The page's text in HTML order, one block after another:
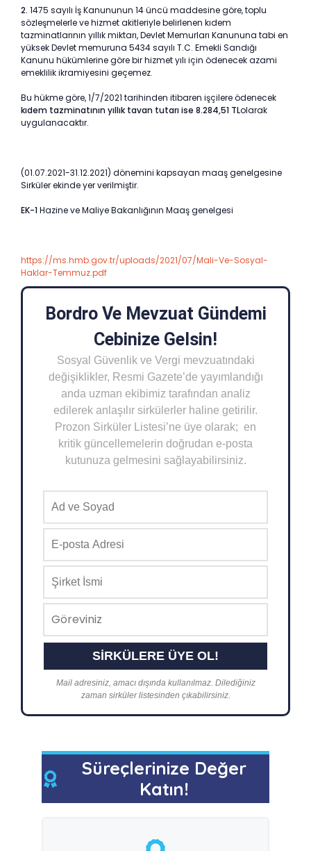
2. 1475 sayılı İş Kanununun 14 üncü maddesine göre, toplu
sözleşmelerle ve hizmet akitleriyle belirlenen kıdem
tazminatlarının yıllık miktarı, Devlet Memurları Kanununa tabi en
yüksek Devlet memuruna 5434 sayılı T.C. Emekli Sandığı
Kanunu hükümlerine göre bir hizmet yılı için ödenecek azami
emeklilik ikramiyesini geçemez.
Bu hükme göre, 1/7/2021 tarihinden itibaren işçilere ödenecek
kıdem tazminatının yıllık tavan tutarı ise 8.284,51 TLolarak
uygulanacaktır.
(01.07.2021-31.12.2021) dönemini kapsayan maaş genelgesine
Sirküler ekinde yer verilmiştir.
EK-1Hazine ve Maliye Bakanlığının Maaş genelgesi
https://ms.hmb.gov.tr/uploads/2021/07/Mali-Ve-Sosyal-
Haklar-Temmuz.pdf
Bordro Ve Mevzuat Gündemi
Cebinize Gelsin!
Sosyal Güvenlik ve Vergi mevzuatındaki
değişiklikler, Resmi Gazete’de yayımlandığı
anda uzman ekibimiz tarafından analiz
edilerek anlaşılır sirkülerler haline getirilir.
Prozon Sirküler Listesi’ne üye olarak; en
kritik güncellemelerin doğrudan e-posta
kutunuza gelmesini sağlayabilirsiniz.
Mail adresiniz, amacı dışında kullanılmaz. Dilediğiniz
zaman sirküler listesinden çıkabilirsiniz.
Süreçlerinize Değer
Katın!